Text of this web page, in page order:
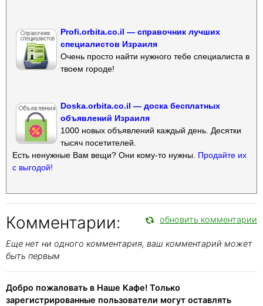
Profi.orbita.co.il — справочник лучших
специалистов Израиля
Очень просто найти нужного тебе специалиста в
твоем городе!
Doska.orbita.co.il — доска бесплатных
объявлений Израиля
1000 новых объявлений каждый день. Десятки
тысяч посетителей.
Есть ненужные Вам вещи? Они кому-то нужны. Продайте их
с выгодой!
Комментарии: обновить комментарии
Еще нет ни одного комментария, ваш комментарий может
быть первым
Добро пожаловать в Наше Кафе! Только
зарегистрированные пользователи могут оставлять